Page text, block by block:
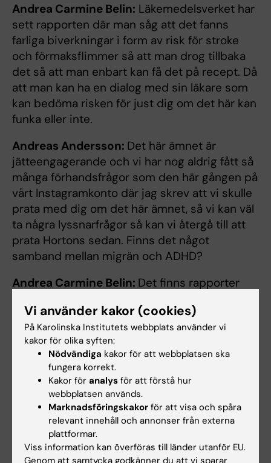
Andrea Carmine Belin: Läkemedelsverket har
sett rapporten där man såg att det fanns
farliga biverkningar i form av risk för stroke
och förmaksflimmer så att man drog tillbaka
det så att man enbart kan få det på recept. Då
att man kan ha en dialog med sin läkare som
kan bedöma risken för just dig om det här kan
funka eller inte.
Andreas Andersson: Det här ämnet är
jätteengagerande och vi har nog aldrig fått så
många förhandsfrågor som den här gången på
vårt Instagramkonto där jag skrev att vi skulle
prata med dig om det här ämnet, så vi kan väl
ta några lyssnarfrågor så kan vi återgå till att
prata Hortons sedan. Finns det något
samband mellan migrän och ADHD?
Andrea Carmine Belin: Det finns rapporter
bland vuxna och barn. Men vi vet inte vad det
här beror på. Det är ett område som behöver
forskas mer på.
Andreas Andersson:
huvudvärken sitta på olika ställen i huvudet
beroende på utlösande orsak och underlättar
det i så fall att behandla?
Andrea Carmine Belin:Olika typer av
Vi använder kakor (cookies)
På Karolinska Institutets webbplats använder vi
kakor för olika syften:
Nödvändiga kakor för att webbplatsen ska
fungera korrekt.
Kakor för analys för att förstå hur
webbplatsen används.
Marknadsföringskakor för att visa och spåra
relevant innehåll och annonser från externa
plattformar.
Viss information kan överföras till länder utanför EU.
Genom att samtycka godkänner du att vi sparar